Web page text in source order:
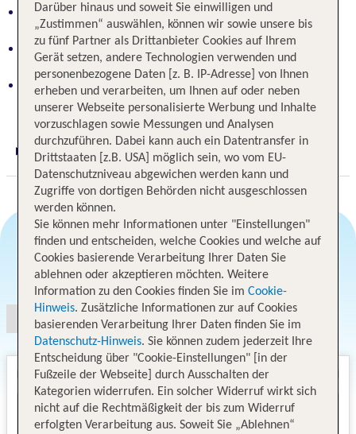
Entspannung, Vielseitigkeit, Herzlichkeit - Hotel in
Panoramalage
Gemütliche Zimmer, Schwimmbad, Sauna - für
Abwechslung gesorgt
Ruhige Lage im Bayerischen Wald, Nähe zur
tschechischen Grenze
Digitaler und telefonischer 24/7 TUI Service
Angebotsauswahl
Darüber hinaus und soweit Sie einwilligen und
„Zustimmen“ auswählen, können wir sowie unsere bis
zu fünf Partner als Drittanbieter Cookies auf Ihrem
Gerät setzen, andere Technologien verwenden und
personenbezogene Daten [z. B. IP-Adresse] von Ihnen
erheben und verarbeiten, um Ihnen auf oder neben
unserer Webseite personalisierte Werbung und Inhalte
vorzuschlagen sowie Messungen und Analysen
durchzuführen. Dabei kann auch ein Datentransfer in
Drittstaaten [z.B. USA] möglich sein, wo vom EU-
Datenschutzniveau abgewichen werden kann und
Zugriffe von dortigen Behörden nicht ausgeschlossen
werden können.
Sie können mehr Informationen unter "Einstellungen"
finden und entscheiden, welche Cookies und welche auf
Cookies basierende Verarbeitung Ihrer Daten Sie
ablehnen oder akzeptieren möchten. Weitere
Information zu den Cookies finden Sie im Cookie-
Hinweis. Zusätzliche Informationen zur auf Cookies
basierenden Verarbeitung Ihrer Daten finden Sie im
Datenschutz-Hinweis. Sie können zudem jederzeit Ihre
Entscheidung über "Cookie-Einstellungen" [in der
Fußzeile der Webseite] durch Ausschalten der
Kategorien widerrufen. Ein solcher Widerruf wirkt sich
nicht auf die Rechtmäßigkeit der bis zum Widerruf
erfolgten Verarbeitung aus. Soweit Sie „Ablehnen“